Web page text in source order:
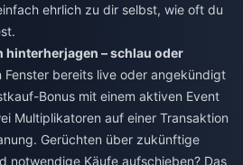
ehrlich zu dir selbst, wie oft du
– schlau oder
Fenster bereits live oder angekündigt
Bonus mit einem aktiven Event
Multiplikatoren auf einer Transaktion
Gerüchten über zukünftige
notwendige Käufe aufschieben? Das